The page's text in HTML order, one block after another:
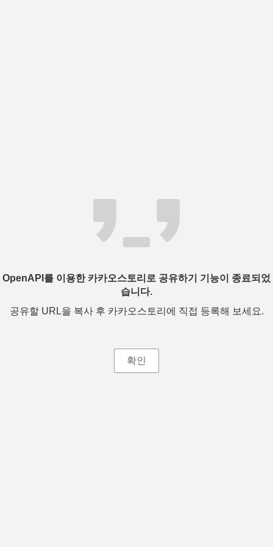
OpenAPI를 이용한 카카오스토리로 공유하기 기능이 종료되었
습니다.
공유할 URL을 복사 후 카카오스토리에 직접 등록해 보세요.
확인